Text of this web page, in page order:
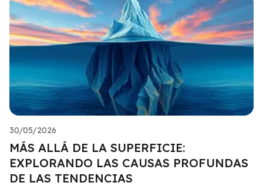
30/05/2026
MÁS ALLÁ DE LA SUPERFICIE:
EXPLORANDO LAS CAUSAS PROFUNDAS
DE LAS TENDENCIAS